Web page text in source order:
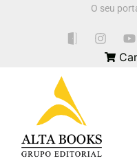
O seu